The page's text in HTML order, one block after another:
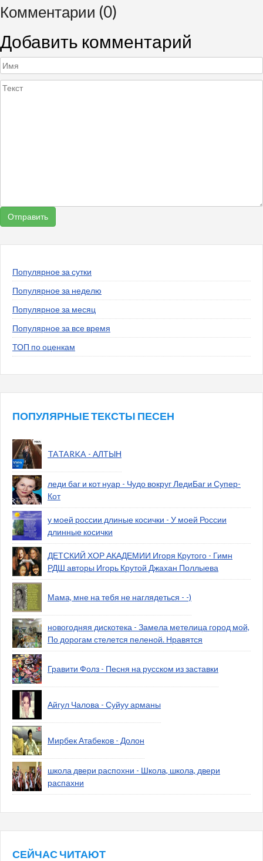
Комментарии (0)
Добавить комментарий
Популярное за сутки
Популярное за неделю
Популярное за месяц
Популярное за все время
ТОП по оценкам
ПОПУЛЯРНЫЕ ТЕКСТЫ ПЕСЕН
TATARKA - АЛТЫН
леди баг и кот нуар - Чудо вокруг ЛедиБаг и Супер-
Кот
у моей россии длиные косички - У моей России
длинные косички
ДЕТСКИЙ ХОР АКАДЕМИИ Игоря Крутого - Гимн
РДШ авторы Игорь Крутой Джахан Поллыева
Мама, мне на тебя не наглядеться - -)
новогодняя дискотека - Замела метелица город мой,
По дорогам стелется пеленой. Нравятся
Гравити Фолз - Песня на русском из заставки
Айгул Чалова - Суйуу арманы
Мирбек Атабеков - Долон
школа двери распохни - Школа, школа, двери
распахни
СЕЙЧАС ЧИТАЮТ